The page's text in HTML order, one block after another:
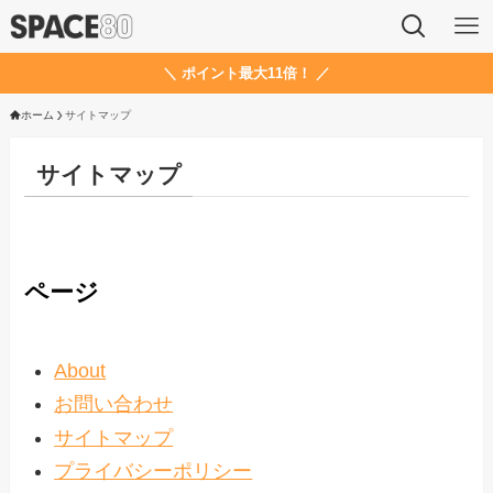
＼ ポイント最大11倍！ ／
ホーム サイトマップ
サイトマップ
ページ
About
お問い合わせ
サイトマップ
プライバシーポリシー